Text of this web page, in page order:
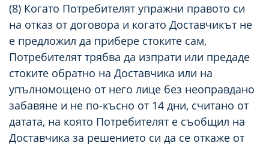
(8) Когато Потребителят упражни правото си
на отказ от договора и когато Доставчикът не
е предложил да прибере стоките сам,
Потребителят трябва да изпрати или предаде
стоките обратно на Доставчика или на
упълномощено от него лице без неоправдано
забавяне и не по-късно от 14 дни, считано от
датата, на която Потребителят е съобщил на
Доставчика за решението си да се откаже от